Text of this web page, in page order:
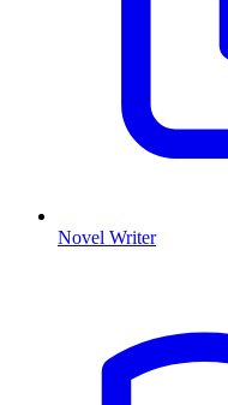
Novel Writer